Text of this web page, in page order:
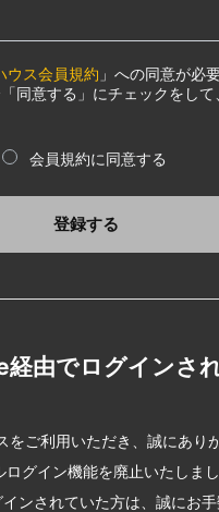
ウス会員規約 」への同意が必
同意する」にチェックをして
会員規約に同意する
登録する
由でログインさ
ご利用いただき、誠にあり
グイン機能を廃止いたしまし
ンされていた方は、誠にお